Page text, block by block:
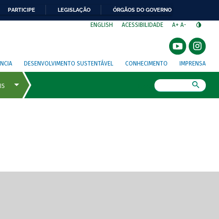
PARTICIPE LEGISLAÇÃO ÓRGÃOS DO GOVERNO
ENGLISH ACESSIBILIDADE A+ A-
DESENVOLVIMENTO SUSTENTÁVEL CONHECIMENTO IMPRENSA
de tela